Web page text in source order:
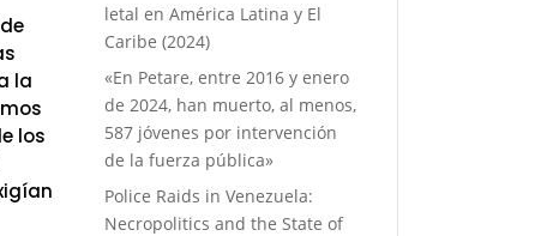
la
los
letal en América Latina y El
Caribe (2024)
«En Petare, entre 2016 y enero
de 2024, han muerto, al menos,
587 jóvenes por intervención
de la fuerza pública»
Police Raids in Venezuela:
Necropolitics and the State of